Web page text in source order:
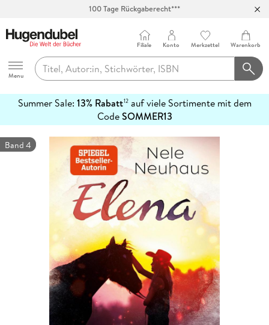
100 Tage Rückgaberecht***
Hugendubel
Menu
Filiale Konto Merkzettel Warenkorb
Summer Sale: 13% Rabatt12auf viele Sortimente mit dem
CodeSOMMER13
erfahren
Band 4